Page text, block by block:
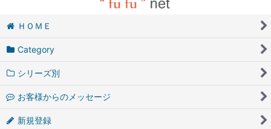
ＨＯＭＥ
Category
シリーズ別
お客様からのメッセージ
新規登録